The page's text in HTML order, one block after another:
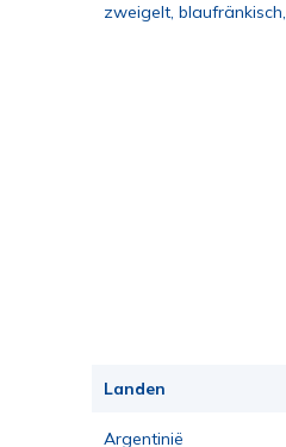
zweigelt, blaufränkisch,
Landen
Argentinië